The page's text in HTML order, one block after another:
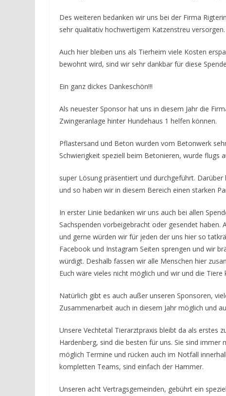
Des weiteren bedanken wir uns bei der Firma
sehr qualitativ hochwertigem Katzenstreu versorgen.
Auch hier bleiben uns als Tierheim viele Kosten
bewohnt wird, sind wir sehr dankbar für diese
Ein ganz dickes Dankeschön!!!
Als neuester Sponsor hat uns in diesem Jahr die
Zwingeranlage hinter Hundehaus 1 helfen können.
Pflastersand und Beton wurden vom Betonwerk
Schwierigkeit speziell beim Betonieren, wurde flugs
super Lösung präsentiert und durchgeführt.
und so haben wir in diesem Bereich einen starken
In erster Linie bedanken wir uns auch bei allen
Sachspenden vorbeigebracht oder gesendet haben.
und gerne würden wir für jeden der uns hier so
Facebook und Instagram Seiten sprengen und wir
würdigt. Deshalb fassen wir alle Menschen hier
Euch wäre vieles nicht möglich und wir und die
Natürlich gibt es auch außer unseren Sponsoren,
Zusammenarbeit auch in diesem Jahr möglich und
Unsere Vechtetal Tierarztpraxis bleibt da als erstes
Hardenberg, sind die besten für uns. Sie sind
möglich Termine und rücken auch im Notfall
kompletten Teams, sind einfach der Hammer.
Unseren acht Vertragsgemeinden, gebührt ein